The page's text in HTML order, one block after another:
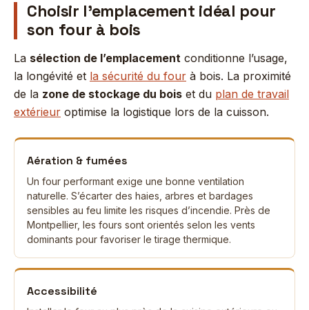
Choisir l’emplacement idéal pour
son four à bois
La sélection de l’emplacement conditionne l’usage,
la longévité et la sécurité du four à bois. La proximité
de la zone de stockage du bois et du plan de travail
extérieur optimise la logistique lors de la cuisson.
Aération & fumées
Un four performant exige une bonne ventilation
naturelle. S’écarter des haies, arbres et bardages
sensibles au feu limite les risques d’incendie. Près de
Montpellier, les fours sont orientés selon les vents
dominants pour favoriser le tirage thermique.
Accessibilité